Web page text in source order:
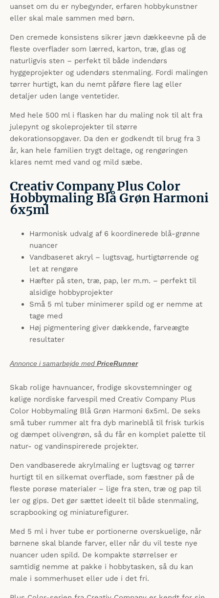
uanset om du er nybegynder, erfaren hobbykunstner
eller skal male sammen med børn.
Den cremede konsistens sikrer jævn dækkeevne på de
fleste overflader som lærred, karton, træ, glas og
naturligvis sten – perfekt til både indendørs
hyggeprojekter og udendørs stenmaling. Fordi malingen
tørrer hurtigt, kan du nemt påføre flere lag eller
detaljer uden lange ventetider.
Med hele 500 ml i flasken har du maling nok til alt fra
julepynt og skoleprojekter til større
dekorationsopgaver. Da den er godkendt til brug fra 3
år, kan hele familien trygt deltage, og rengøringen
klares nemt med vand og mild sæbe.
Creativ Company Plus Color
Hobbymaling Blå Grøn Harmoni
6x5ml
Harmonisk udvalg af 6 koordinerede blå-grønne
nuancer
Vandbaseret akryl – lugtsvag, hurtigtørrende og
let at rengøre
Hæfter på sten, træ, pap, ler m.m. – perfekt til
alsidige hobbyprojekter
Små 5 ml tuber minimerer spild og er nemme at
tage med
Høj pigmentering giver dækkende, farveægte
resultater
Annonce i samarbejde med PriceRunner
Skab rolige havnuancer, frodige skovstemninger og
kølige nordiske farvespil med Creativ Company Plus
Color Hobbymaling Blå Grøn Harmoni 6x5ml. De seks
små tuber rummer alt fra dyb marineblå til frisk turkis
og dæmpet olivengrøn, så du får en komplet palette til
natur- og vandinspirerede projekter.
Den vandbaserede akrylmaling er lugtsvag og tørrer
hurtigt til en silkemat overflade, som fæstner på de
fleste porøse materialer – lige fra sten, træ og pap til
ler og gips. Det gør sættet ideelt til både stenmaling,
scrapbooking og miniaturefigurer.
Med 5 ml i hver tube er portionerne overskuelige, når
børnene skal blande farver, eller når du vil teste nye
nuancer uden spild. De kompakte størrelser er
samtidig nemme at pakke i hobbytasken, så du kan
male i sommerhuset eller ude i det fri.